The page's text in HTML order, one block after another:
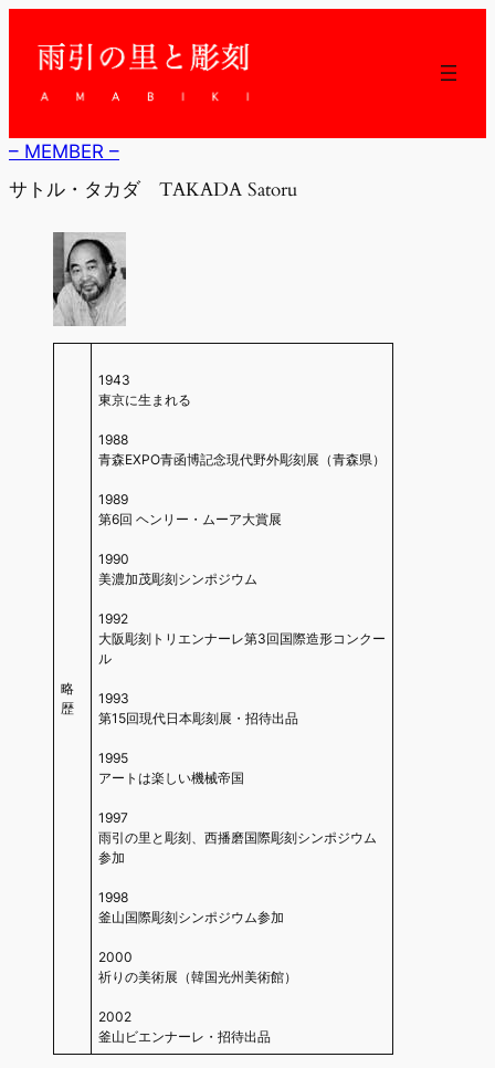
ッ
プ
– MEMBER –
サトル・タカダ TAKADA Satoru
略
歴
1943
東京に生まれる
1988
青森EXPO青函博記念現代野外彫刻展（青森県）
1989
第6回 ヘンリー・ムーア大賞展
1990
美濃加茂彫刻シンポジウム
1992
大阪彫刻トリエンナーレ第3回国際造形コンクー
ル
1993
第15回現代日本彫刻展・招待出品
1995
アートは楽しい機械帝国
1997
雨引の里と彫刻、西播磨国際彫刻シンポジウム
参加
1998
釜山国際彫刻シンポジウム参加
2000
祈りの美術展（韓国光州美術館）
2002
釜山ビエンナーレ・招待出品